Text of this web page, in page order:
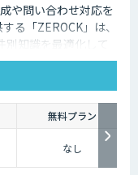
や問い合わせ対応を
る「ZEROCK」は、
別知識を最適化して
や返信工数を最大
。
無料プラン
なし